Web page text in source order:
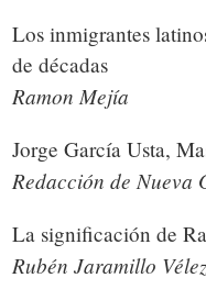
Los inmigrantes
de décadas
Ramon Mejía
Jorge García Usta,
Redacción de Nueva
La significación de
Rubén Jaramillo Vélez